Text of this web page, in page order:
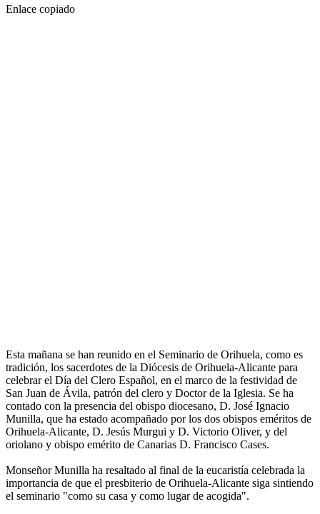
Enlace copiado
Esta mañana se han reunido en el Seminario de Orihuela, como es
tradición, los sacerdotes de la Diócesis de Orihuela-Alicante para
celebrar el Día del Clero Español, en el marco de la festividad de
San Juan de Ávila, patrón del clero y Doctor de la Iglesia. Se ha
contado con la presencia del obispo diocesano, D. José Ignacio
Munilla, que ha estado acompañado por los dos obispos eméritos de
Orihuela-Alicante, D. Jesús Murgui y D. Victorio Oliver, y del
oriolano y obispo emérito de Canarias D. Francisco Cases.
Monseñor Munilla ha resaltado al final de la eucaristía celebrada la
importancia de que el presbiterio de Orihuela-Alicante siga sintiendo
el seminario "como su casa y como lugar de acogida".